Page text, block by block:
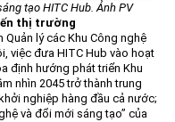
tạo HITC Hub. Ảnh PV
thị trường
lý các Khu Công nghệ
việc đưa HITC Hub vào hoạt
định hướng phát triển Khu
nhìn 2045 trở thành trung
nghiệp hàng đầu cả nước;
và đổi mới sáng tạo” của